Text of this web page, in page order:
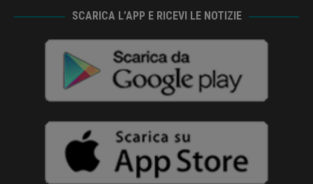
SCARICA L’APP E RICEVI LE NOTIZIE